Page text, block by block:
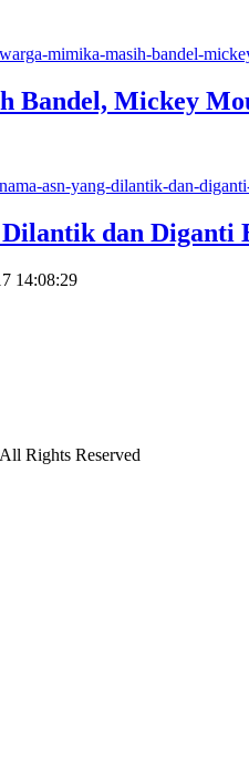
Bandel, Mickey
Dilantik dan Diganti
14:08:29
Rights Reserved